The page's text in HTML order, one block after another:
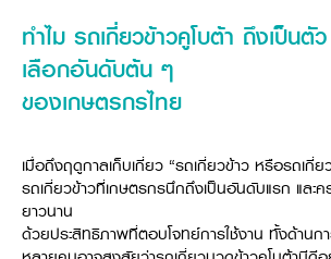
รถขุดขนาดเล็ก
อุปกรณ์ต่อพ่วงรถขุด
รถตักล้อยาง
สินค้านวัตกรรมการเกษตร
การลงทุนรายได้และจุดคุ้มทุน
วัสดุอุปกรณ์
ขั้นตอนการเข้าร่วมโครงการ
ติดต่อซื้อกล้าแผ่น
มาตรฐานสู่ความเป็นผู้นำในเอเชีย
ธุรกิจต่างประเทศ
ที่มา
สำนักงานต่างประเทศ
ศูนย์บริการในต่างประเทศ
ประเทศคู่ค้า
นักศึกษาฝึกงาน
สวัสดิการพนักงาน
ข่าวและกิจกรรมที่แนะนำ
ข่าวสารองค์กร
ข่าวกิจกรรมเพื่อสังคม
ข่าวกิจกรรมเพื่อสังคม
โครงการตามแนวพระราชดำริ
การพัฒนาชุมชน และสังคม
ออนไลน์โชว์รูม
บริการหลังการขาย
คูโบต้า สโตร์
KAS เกษตรครบวงจร
ทำไม รถเกี่ยวข้าวคูโบต้า ถึงเป็นตัว
เลือกอันดับต้น ๆ
ของเกษตรกรไทย
เมื่อถึงฤดูกาลเก็บเกี่ยว “รถเกี่ยวข้าว หรือรถเกี่ย
รถเกี่ยวข้าวที่เกษตรกรนึกถึงเป็นอันดับแรก และค
ยาวนาน
ด้วยประสิทธิภาพที่ตอบโจทย์การใช้งาน ทั้งด้านกา